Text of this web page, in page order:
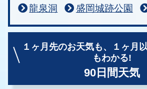
龍泉洞
盛岡城跡公園
１ヶ月先のお天気も、
１ヶ月
もわかる!
90日間天気